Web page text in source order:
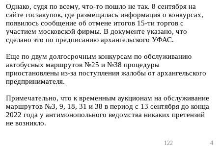
Однако, судя по всему, что-то пошло не так. 8 сентября на
сайте госзакупок, где размещалась информация о конкурсах,
появилось сообщение об отмене итогов 15-ти торгов с
участием московской фирмы. В документе указано, что
сделано это по предписанию архангельского УФАС.
Еще по двум долгосрочным конкурсам по обслуживанию
автобусных маршрутов №25 и №38 процедуры
приостановлены из-за поступления жалобы от архангельского
предпринимателя.
Примечательно, что к временным аукционам на обслуживание
маршрутов №3, 9, 18, 31 и 38 в период с 13 сентября до конца
2022 года у антимонопольного ведомства никаких претензий
не возникло.
122 4